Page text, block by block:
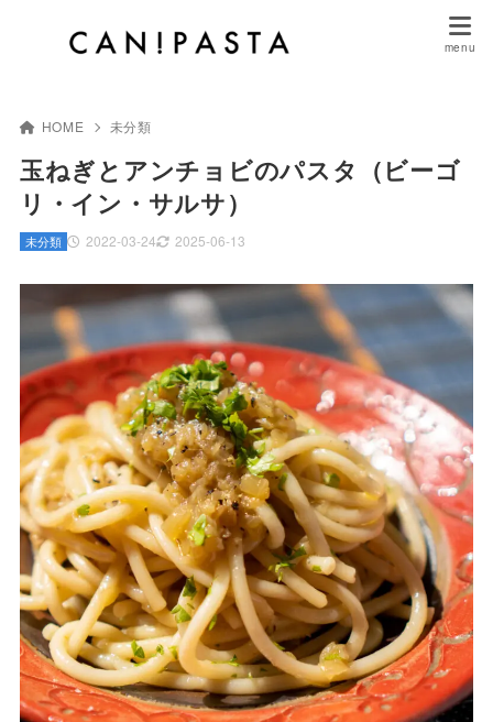
HOME 未分類
玉ねぎとアンチョビのパスタ（ビーゴ
リ・イン・サルサ）
2022-03-24 2025-06-13
未分類